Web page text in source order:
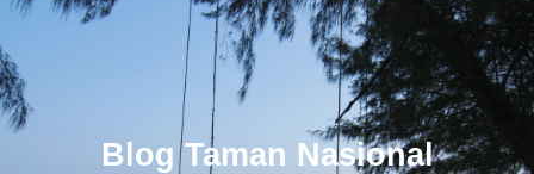
Blog Taman Nasional